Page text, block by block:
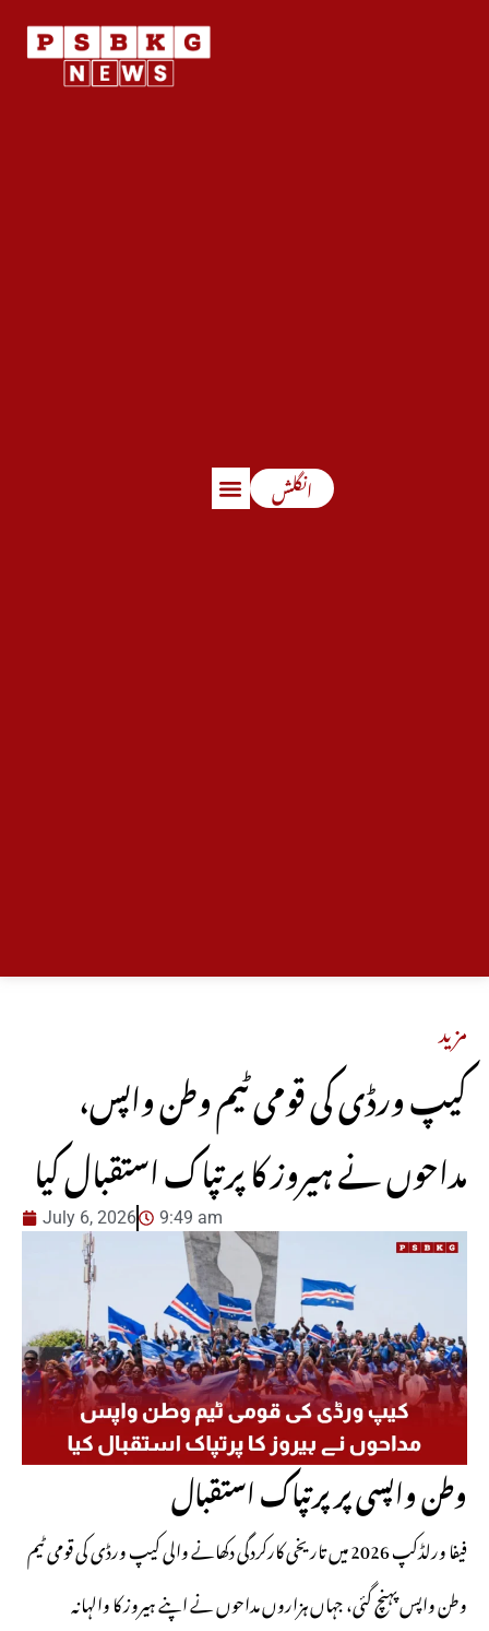
انگلش
مزید
کیپ ورڈی کی قومی ٹیم وطن واپس،
مداحوں نے ہیروز کا پرتپاک استقبال کیا
July 6, 2026 9:49 am
وطن واپسی پر پرتپاک استقبال
فیفا ورلڈکپ 2026 میں تاریخی کارکردگی دکھانے والی کیپ ورڈی کی قومی ٹیم
وطن واپس پہنچ گئی، جہاں ہزاروں مداحوں نے اپنے ہیروز کا والہانہ